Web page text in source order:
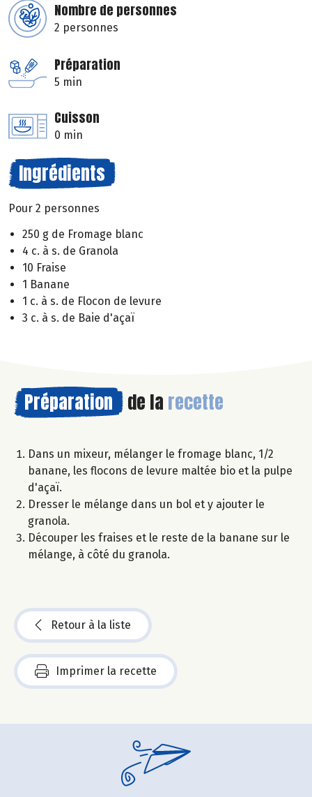
Nombre de personnes
2 personnes
Préparation
5 min
Cuisson
0 min
Ingrédients
Pour 2 personnes
250 g de Fromage blanc
4 c. à s. de Granola
10 Fraise
1 Banane
1 c. à s. de Flocon de levure
3 c. à s. de Baie d'açaï
Préparation de la recette
Dans un mixeur, mélanger le fromage blanc, 1/2
banane, les flocons de levure maltée bio et la pulpe
d'açaï.
Dresser le mélange dans un bol et y ajouter le
granola.
Découper les fraises et le reste de la banane sur le
mélange, à côté du granola.
Retour à la liste
Imprimer la recette